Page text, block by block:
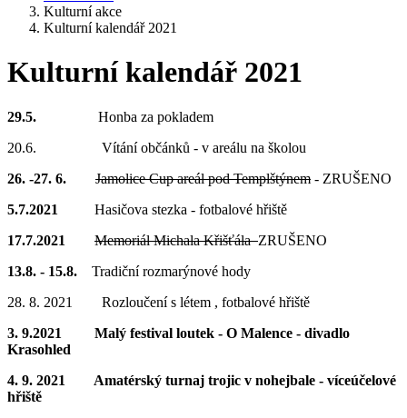
Kulturní akce
Kulturní kalendář 2021
Kulturní kalendář 2021
29.5. Honba za pokladem
20.6. Vítání občánků - v areálu na školou
26. -27. 6.
Jamolice Cup areál pod Templštýnem - ZRUŠENO
5.7.2021
Hasičova stezka - fotbalové hřiště
17.7.2021
Memoriál Michala KřišťálaZRUŠENO
13.8. - 15.8.
Tradiční rozmarýnové hody
28. 8. 2021 Rozloučení s létem , fotbalové hřiště
3. 9.2021 Malý festival loutek - O Malence - divadlo
Krasohled
4. 9. 2021 Amatérský turnaj trojic v nohejbale - víceúčelové
hřiště